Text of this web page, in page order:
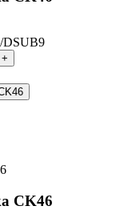
DSUB9
+
CK46